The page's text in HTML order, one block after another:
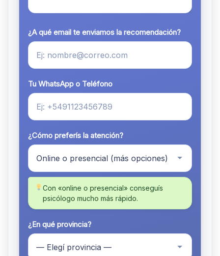
¿A qué email te enviamos la recomendación?
Tu WhatsApp o Teléfono
¿Cómo preferís la atención?
Con «online o presencial» conseguís
psicólogo mucho más rápido.
¿En qué provincia?